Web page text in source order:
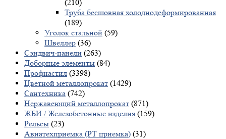
(210)
Труба бесшовная холоднодеформированная
(189)
Уголок стальной (59)
Швеллер (36)
Сэндвич-панели (263)
Доборные элементы (84)
Профнастил (3398)
Цветной металлопрокат (1429)
Сантехника (742)
Нержавеющий металлопрокат (871)
ЖБИ / Железобетонные изделия (159)
Рельсы (23)
Авиатехприемка (РТ приемка) (31)